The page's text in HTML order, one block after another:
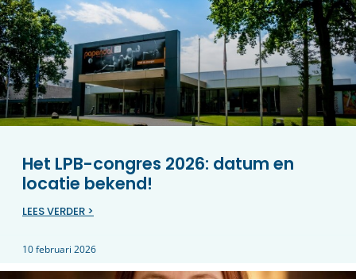
Het LPB-congres 2026: datum en
locatie bekend!
LEES VERDER >
10 februari 2026